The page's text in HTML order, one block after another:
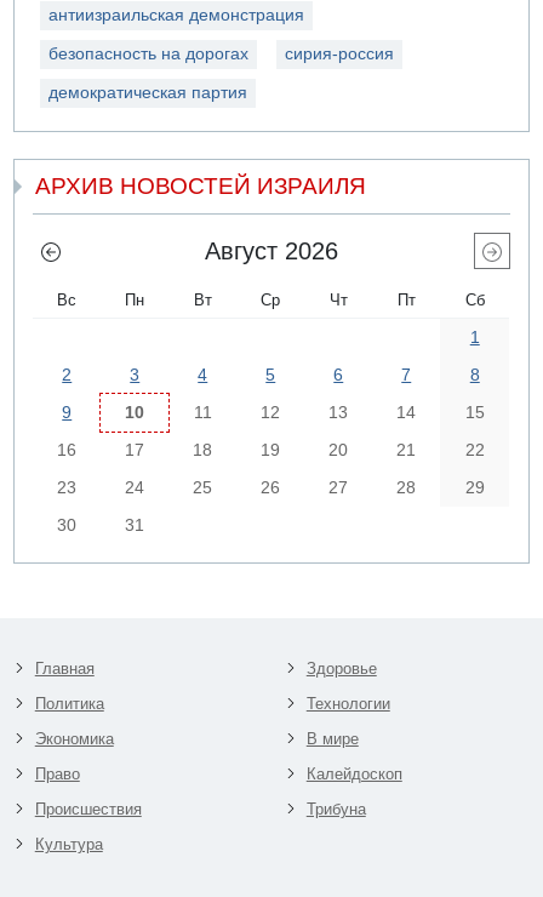
антиизраильская демонстрация
безопасность на дорогах сирия-россия
демократическая партия
АРХИВ НОВОСТЕЙ ИЗРАИЛЯ
Август 2026
Вс Пн Вт Ср Чт Пт Сб
1
2
3 4 5 6 7
8
9
10 11 12 13 14
15
16
17 18 19 20 21
22
23
24 25 26 27 28
29
30
31
Главная
Политика
Экономика
Право
Происшествия
Культура
Здоровье
Технологии
В мире
Калейдоскоп
Трибуна